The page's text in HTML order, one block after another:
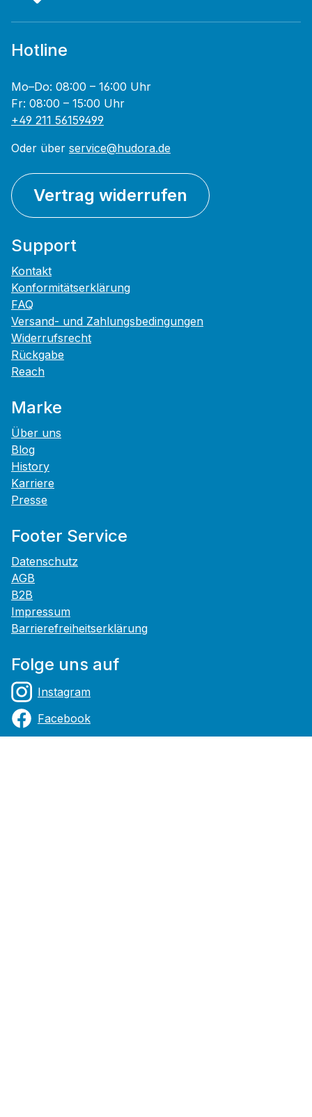
Hotline
Mo–Do: 08:00 – 16:00 Uhr
Fr: 08:00 – 15:00 Uhr
+49 211 56159499
Oder über service@hudora.de
Vertrag widerrufen
Support
Kontakt
Konformitätserklärung
FAQ
Versand- und Zahlungsbedingungen
Widerrufsrecht
Rückgabe
Reach
Marke
Über uns
Blog
History
Karriere
Presse
Footer Service
Datenschutz
AGB
B2B
Impressum
Barrierefreiheitserklärung
Folge uns auf
Instagram
Facebook